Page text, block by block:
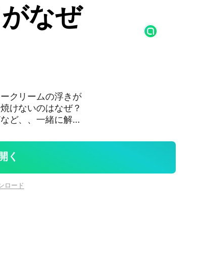
なぜ
クリームの浮きが
けないのはなぜ？
、、一緒に解決
く
ロード